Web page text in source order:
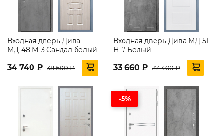
Входная дверь Дива
МД-48 М-3 Сандал белый
34 740 ₽ 38 600 ₽
Входная дверь Дива МД-51
Н-7 Белый
33 660 ₽ 37 400 ₽
-5%